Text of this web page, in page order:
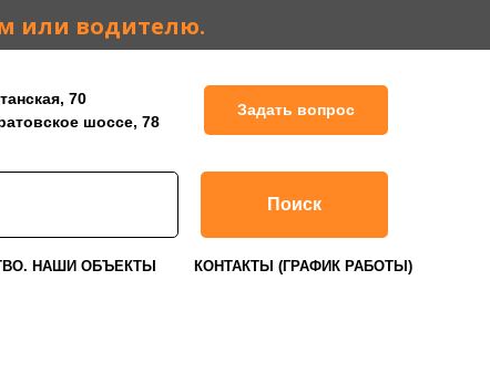
или водителю.
70
шоссе, 78
Задать вопрос
Поиск
НАШИ ОБЪЕКТЫ КОНТАКТЫ (ГРАФИК РАБОТЫ)